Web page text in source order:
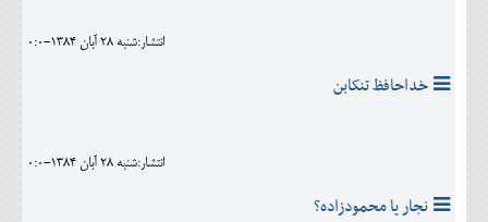
انتشار:شنبه 28 آبان 1384-0:0
خداحافظ تنکابن
انتشار:شنبه 28 آبان 1384-0:0
نجار يا محمودزاده؟